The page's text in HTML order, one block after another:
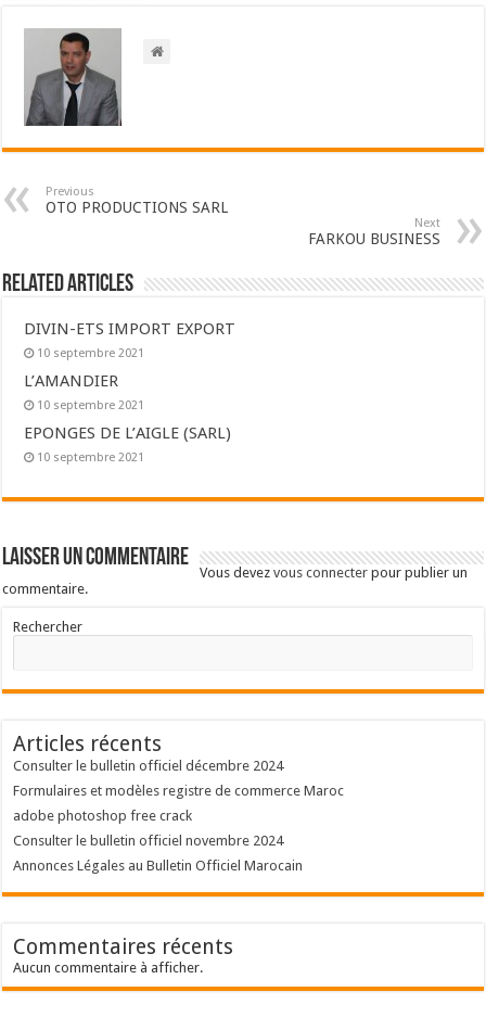
Previous
OTO PRODUCTIONS SARL
Next
FARKOU BUSINESS
Related Articles
DIVIN-ETS IMPORT EXPORT
10 septembre 2021
L’AMANDIER
10 septembre 2021
EPONGES DE L’AIGLE (SARL)
10 septembre 2021
Laisser un commentaire
Vous devezvous connecter pour publier un
commentaire.
Rechercher
Articles récents
Consulter le bulletin officiel décembre 2024
Formulaires et modèles registre de commerce Maroc
adobe photoshop free crack
Consulter le bulletin officiel novembre 2024
Annonces Légales au Bulletin Officiel Marocain
Commentaires récents
Aucun commentaire à afficher.